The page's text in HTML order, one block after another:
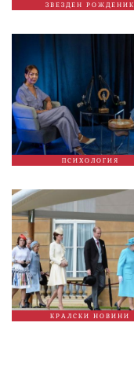
ЗВЕЗДЕН РОЖДЕНИК
ПСИХОЛОГИЯ
КРАЛСКИ НОВИНИ